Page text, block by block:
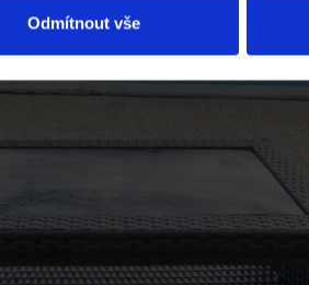
Odmítnout vše